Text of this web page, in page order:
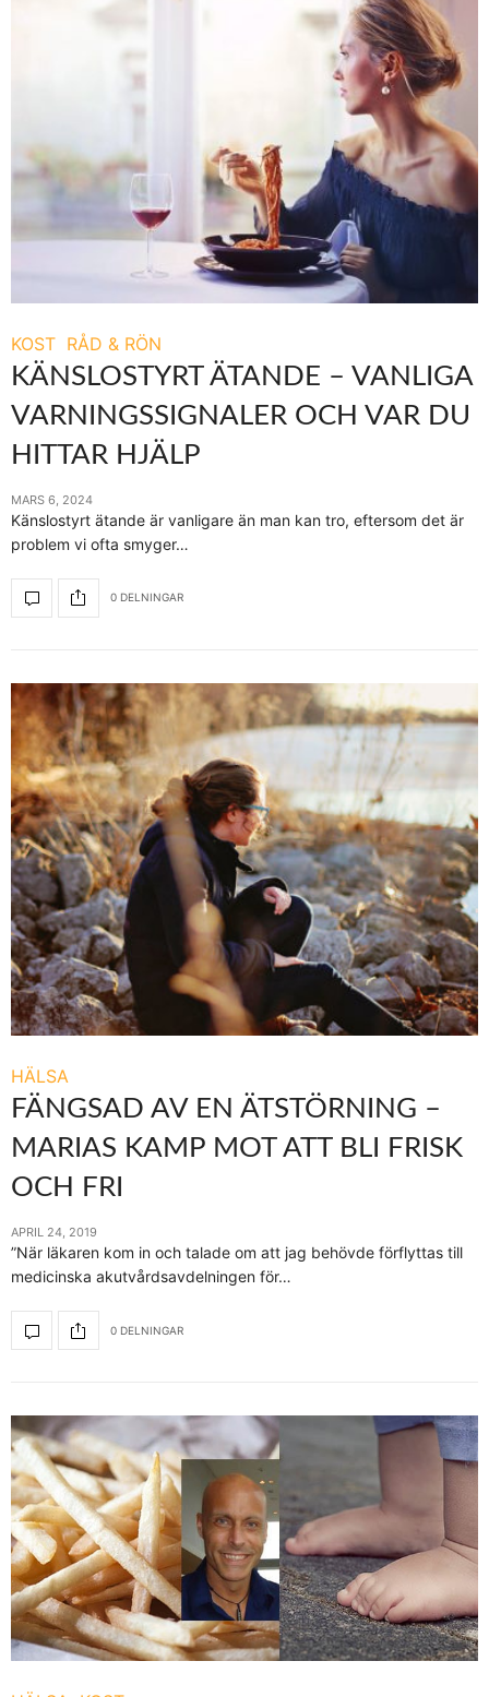
KOST RÅD & RÖN
KÄNSLOSTYRT ÄTANDE – VANLIGA
VARNINGSSIGNALER OCH VAR DU
HITTAR HJÄLP
MARS 6, 2024
Känslostyrt ätande är vanligare än man kan tro, eftersom det är
problem vi ofta smyger…
0 DELNINGAR
HÄLSA
FÄNGSAD AV EN ÄTSTÖRNING –
MARIAS KAMP MOT ATT BLI FRISK
OCH FRI
APRIL 24, 2019
”När läkaren kom in och talade om att jag behövde förflyttas till
medicinska akutvårdsavdelningen för…
0 DELNINGAR